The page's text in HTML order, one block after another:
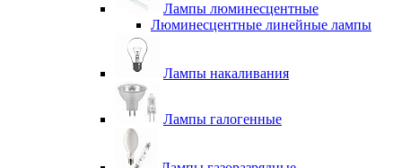
Лампы люминесцентные
Люминесцентные линейные лампы
Лампы накаливания
Лампы галогенные